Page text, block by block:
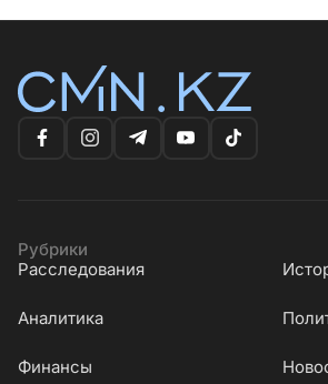
Рубрики
Расследования
Аналитика
Финансы